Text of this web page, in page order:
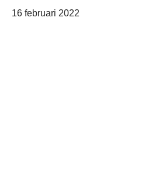
16 februari 2022